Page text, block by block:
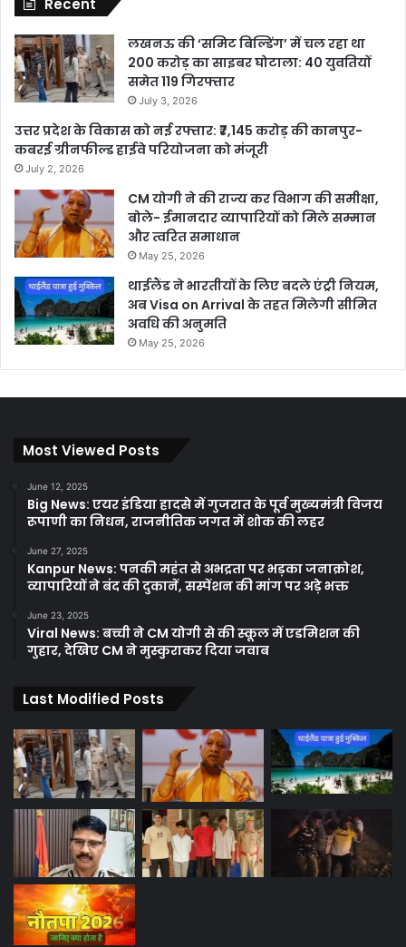
Recent
लखनऊ की ‘समिट बिल्डिंग’ में चल रहा था
200 करोड़ का साइबर घोटाला: 40 युवतियों
समेत 119 गिरफ्तार
July 3, 2026
उत्तर प्रदेश के विकास को नई रफ्तार: ₹7,145 करोड़ की कानपुर-
कबरई ग्रीनफील्ड हाईवे परियोजना को मंजूरी
July 2, 2026
CM योगी ने की राज्य कर विभाग की समीक्षा,
बोले- ईमानदार व्यापारियों को मिले सम्मान
और त्वरित समाधान
May 25, 2026
थाईलैंड ने भारतीयों के लिए बदले एंट्री नियम,
अब Visa on Arrival के तहत मिलेगी सीमित
अवधि की अनुमति
May 25, 2026
Most Viewed Posts
June 12, 2025
Big News: एयर इंडिया हादसे में गुजरात के पूर्व मुख्यमंत्री विजय
रूपाणी का निधन, राजनीतिक जगत में शोक की लहर
June 27, 2025
Kanpur News: पनकी महंत से अभद्रता पर भड़का जनाक्रोश,
व्यापारियों ने बंद की दुकानें, सस्पेंशन की मांग पर अड़े भक्त
June 23, 2025
Viral News: बच्ची ने CM योगी से की स्कूल में एडमिशन की
गुहार, देखिए CM ने मुस्कुराकर दिया जवाब
Last Modified Posts